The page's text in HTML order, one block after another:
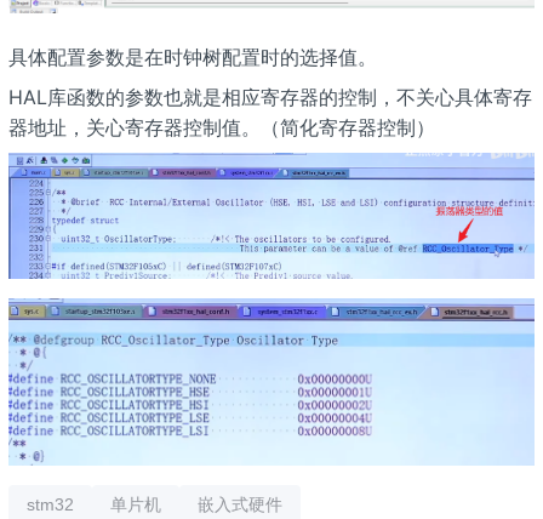
具体配置参数是在时钟树配置时的选择值。
HAL库函数的参数也就是相应寄存器的控制，不关心具体寄存
器地址，关心寄存器控制值。（简化寄存器控制）
stm32 单片机 嵌入式硬件